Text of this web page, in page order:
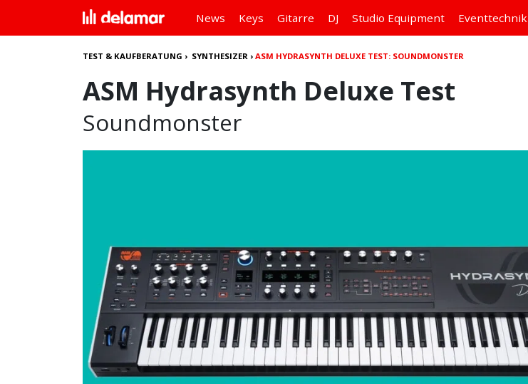
News Keys Gitarre DJ Studio Equipment Eventtechnik
TEST & KAUFBERATUNG › SYNTHESIZER ›ASM HYDRASYNTH DELUXE TEST: SOUNDMONSTER
ASM Hydrasynth Deluxe Test
Soundmonster